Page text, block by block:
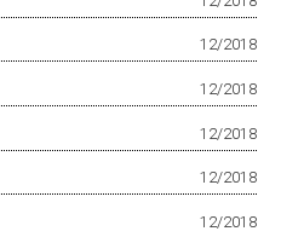
12/2018
12/2018
12/2018
12/2018
12/2018